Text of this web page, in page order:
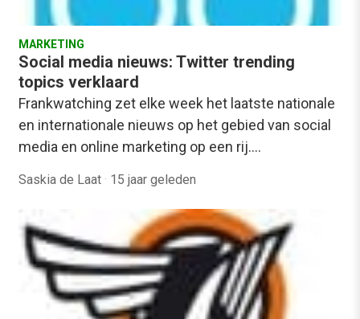
MARKETING
Social media nieuws: Twitter trending
topics verklaard
Frankwatching zet elke week het laatste nationale
en internationale nieuws op het gebied van social
media en online marketing op een rij.…
Saskia de Laat · 15 jaar geleden